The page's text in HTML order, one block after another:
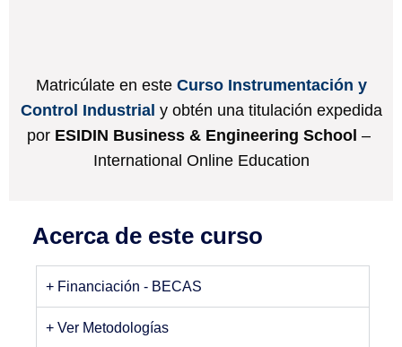
Matricúlate en este Curso Instrumentación y
Control Industrial y obtén una titulación expedida
por ESIDIN Business & Engineering School –
International Online Education
Acerca de este curso
+ Financiación - BECAS
+ Ver Metodologías